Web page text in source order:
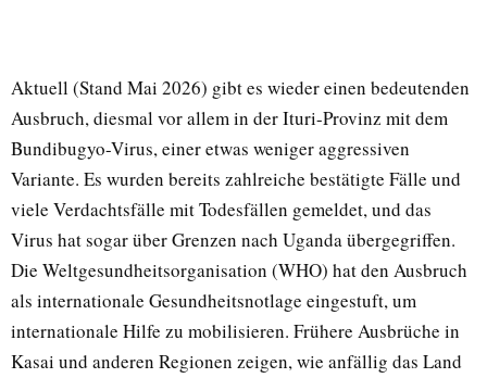
Aktuell (Stand Mai 2026) gibt es wieder einen bedeutenden
Ausbruch, diesmal vor allem in der Ituri-Provinz mit dem
Bundibugyo-Virus, einer etwas weniger aggressiven
Variante. Es wurden bereits zahlreiche bestätigte Fälle und
viele Verdachtsfälle mit Todesfällen gemeldet, und das
Virus hat sogar über Grenzen nach Uganda übergegriffen.
Die Weltgesundheitsorganisation (WHO) hat den Ausbruch
als internationale Gesundheitsnotlage eingestuft, um
internationale Hilfe zu mobilisieren. Frühere Ausbrüche in
Kasai und anderen Regionen zeigen, wie anfällig das Land